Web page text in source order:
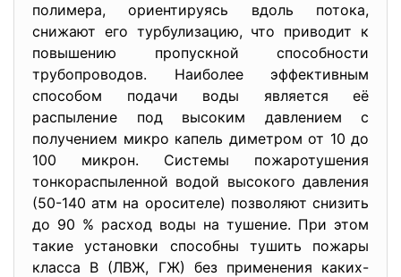
полимера, ориентируясь вдоль потока,
снижают его турбулизацию, что приводит к
повышению пропускной способности
трубопроводов. Наиболее эффективным
способом подачи воды является её
распыление под высоким давлением с
получением микро капель диметром от 10 до
100 микрон. Системы пожаротушения
тонкораспыленной водой высокого давления
(50-140 атм на оросителе) позволяют снизить
до 90 % расход воды на тушение. При этом
такие установки способны тушить пожары
класса В (ЛВЖ, ГЖ) без применения каких-